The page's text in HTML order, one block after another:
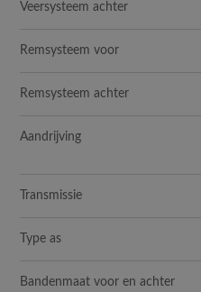
Veersysteem achter
Remsysteem voor
Remsysteem achter
Aandrijving
Transmissie
Type as
Bandenmaat voor en achter